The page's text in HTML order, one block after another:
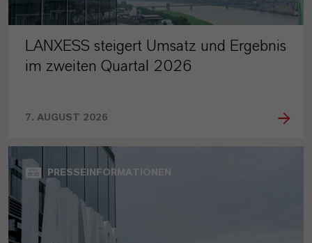
LANXESS steigert Umsatz und Ergebnis
im zweiten Quartal 2026
7. AUGUST 2026
PRESSEINFORMATIONEN